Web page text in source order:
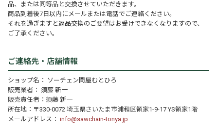
品、または同等品と交換させていただきます。
商品到着後7日以内にメールまたは電話でご連絡ください。
それを過ぎますと返品交換のご要望はお受けできなくなりますので、
ご了承ください。
ご連絡先・店舗情報
ショップ名： ソーチェン問屋むとひろ
販売業者： 須藤 新一
販売責任者：須藤 新一
所在地：〒330-0072 埼玉県さいたま市浦和区領家1-9-17 YS領家1階
メールアドレス：info@sawchain-tonya.jp